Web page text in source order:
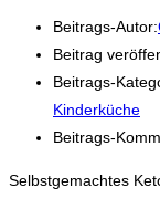
Beitrags-Autor:
Beitrag
Beitrags-
Kinderküche
Beitrags-
Selbstgemachtes